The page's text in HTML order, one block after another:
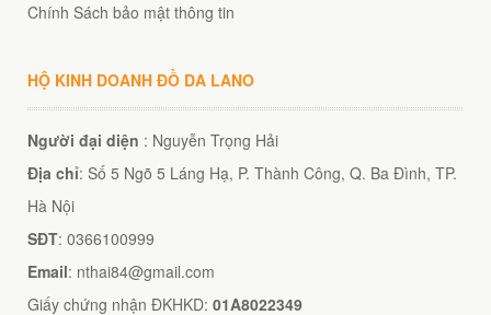
Chính Sách bảo mật thông tin
HỘ KINH DOANH ĐỒ DA LANO
Người đại diện : Nguyễn Trọng Hải
Địa chỉ: Số 5 Ngõ 5 Láng Hạ, P. Thành Công, Q. Ba Đình, TP.
Hà Nội
SĐT: 0366100999
Email: nthai84@gmail.com
Giấy chứng nhận ĐKHKD: 01A8022349